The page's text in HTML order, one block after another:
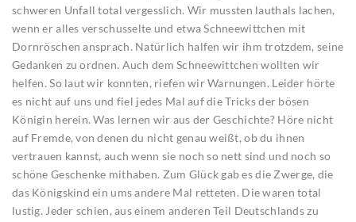
schweren Unfall total vergesslich. Wir mussten lauthals lachen,
wenn er alles verschusselte und etwa Schneewittchen mit
Dornröschen ansprach. Natürlich halfen wir ihm trotzdem, seine
Gedanken zu ordnen. Auch dem Schneewittchen wollten wir
helfen. So laut wir konnten, riefen wir Warnungen. Leider hörte
es nicht auf uns und fiel jedes Mal auf die Tricks der bösen
Königin herein. Was lernen wir aus der Geschichte? Höre nicht
auf Fremde, von denen du nicht genau weißt, ob du ihnen
vertrauen kannst, auch wenn sie noch so nett sind und noch so
schöne Geschenke mithaben. Zum Glück gab es die Zwerge, die
das Königskind ein ums andere Mal retteten. Die waren total
lustig. Jeder schien, aus einem anderen Teil Deutschlands zu